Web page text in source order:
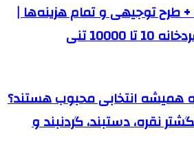
طرح توجیهی و تمام هزینه‌ها |
10000 تنی
همیشه انتخابی محبوب هستند؟
نقره، دستبند، گردنبند و